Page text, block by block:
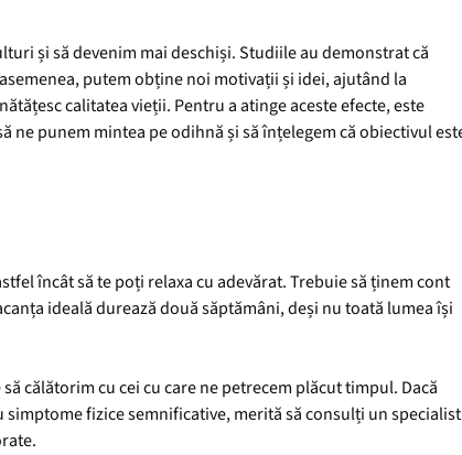
și să devenim mai deschiși. Studiile au demonstrat că
putem obține noi motivații și idei, ajutând la
calitatea vieții. Pentru a atinge aceste efecte, este
ne punem mintea pe odihnă și să înțelegem că obiectivul
încât să te poți relaxa cu adevărat. Trebuie să ținem cont
ideală durează două săptămâni, deși nu toată lumea își
călătorim cu cei cu care ne petrecem plăcut timpul. Dacă
fizice semnificative, merită să consulți un